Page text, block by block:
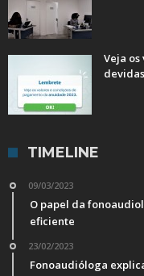
Veja
TIMELINE
09/03/2023
O papel da
eficiente
23/02/2023
Fonoaudióloga